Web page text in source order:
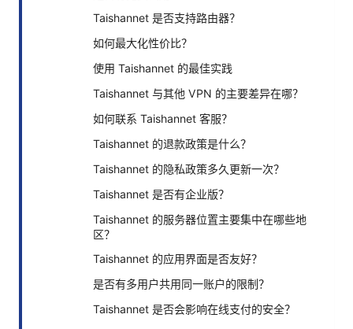
Taishannet 是否支持路由器？
如何最大化性价比？
使用 Taishannet 的最佳实践
Taishannet 与其他 VPN 的主要差异在哪？
如何联系 Taishannet 客服？
Taishannet 的退款政策是什么？
Taishannet 的隐私政策多久更新一次？
Taishannet 是否有企业版？
Taishannet 的服务器位置主要集中在哪些地
区？
Taishannet 的应用界面是否友好？
是否有多用户共用同一账户的限制？
Taishannet 是否会影响在线支付的安全？